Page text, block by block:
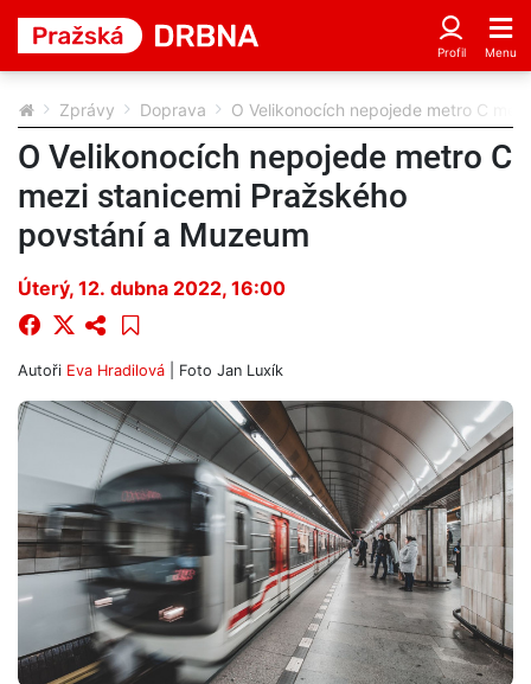
Zprávy Doprava O Velikonocích nepojede metro C
O Velikonocích nepojede metro C
mezi stanicemi Pražského
povstání a Muzeum
Úterý, 12. dubna 2022, 16:00
Autoři Eva Hradilová | Foto Jan Luxík